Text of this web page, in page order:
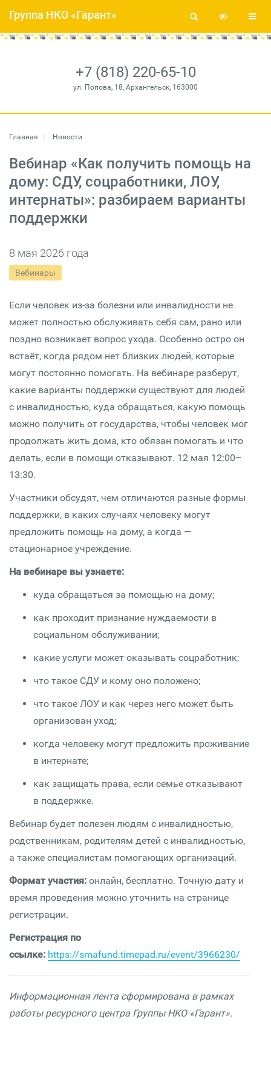
+7 (818) 220-65-10
ул. Попова, 18, Архангельск, 163000
Группа НКО «Гарант»
Главная Новости
Вебинар «Как получить помощь на
дому: СДУ, соцработники, ЛОУ,
интернаты»: разбираем варианты
поддержки
8 мая 2026 года
Вебинары
Если человек из-за болезни или инвалидности не
может полностью обслуживать себя сам, рано или
поздно возникает вопрос ухода. Особенно остро он
встаёт, когда рядом нет близких людей, которые
могут постоянно помогать. На вебинаре разберут,
какие варианты поддержки существуют для людей
с инвалидностью, куда обращаться, какую помощь
можно получить от государства, чтобы человек мог
продолжать жить дома, кто обязан помогать и что
делать, если в помощи отказывают. 12 мая 12:00–
13:30.
Участники обсудят, чем отличаются разные формы
поддержки, в каких случаях человеку могут
предложить помощь на дому, а когда —
стационарное учреждение.
На вебинаре вы узнаете:
куда обращаться за помощью на дому;
как проходит признание нуждаемости в
социальном обслуживании;
какие услуги может оказывать соцработник;
что такое СДУ и кому оно положено;
что такое ЛОУ и как через него может быть
организован уход;
когда человеку могут предложить проживание
в интернате;
как защищать права, если семье отказывают
в поддержке.
Вебинар будет полезен людям с инвалидностью,
родственникам, родителям детей с инвалидностью,
а также специалистам помогающих организаций.
Формат участия: онлайн, бесплатно. Точную дату и
время проведения можно уточнить на странице
регистрации.
Регистрация по
ссылке: https://smafund.timepad.ru/event/3966230/
Информационная лента сформирована в рамках
работы ресурсного центра Группы НКО «Гарант».